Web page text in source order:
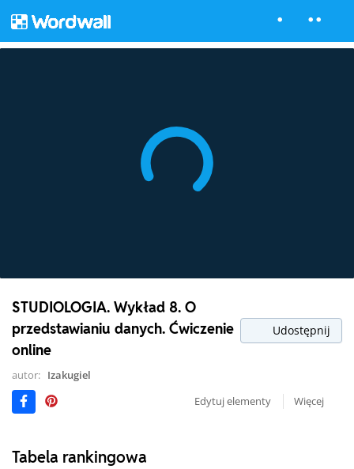
STUDIOLOGIA. Wykład 8. O
przedstawianiu danych. Ćwiczenie
online
Udostępnij
autor: Izakugiel
Edytuj elementy
Więcej
Tabela rankingowa